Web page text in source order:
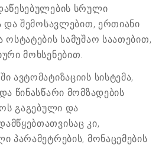
სრული
და შემოსავლებით, ერთიანი
სამუშაო საათებით,
მოხსენებით.
ავტომატიზაციის სისტემა,
წინასწარი მომზადების
გაგებული და
კი,
პარამეტრების, მონაცემების